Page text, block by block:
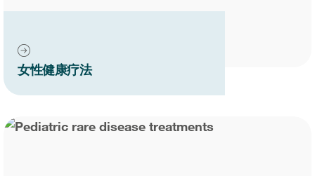
女性健康疗法